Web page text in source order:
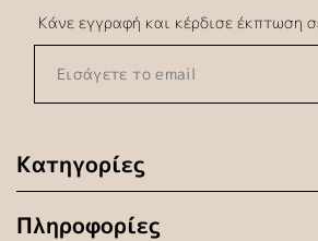
Κατηγορίες
Πληροφορίες
Κάνε εγγραφή και κέρδισε έκπτωση